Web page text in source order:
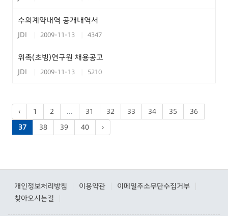
수의계약내역 공개내역서
JDI 2009-11-13 4347
위촉(초빙)연구원 채용공고
JDI 2009-11-13 5210
‹ 1 2 ... 31 32 33 34 35
36
37
38 39 40 ›
개인정보처리방침 이용약관 이메일주소무단수집거부
찾아오시는길